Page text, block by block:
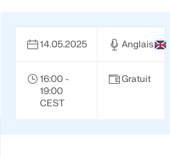
14.05.2025 Anglais
16:00 -
19:00
CEST
Gratuit